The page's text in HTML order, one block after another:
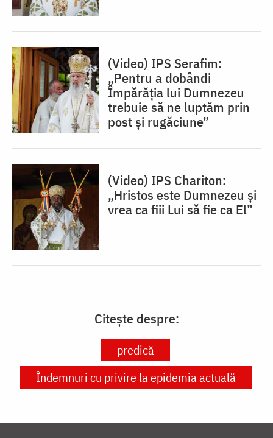
(Video) IPS Serafim:
„Pentru a dobândi
Împărăția lui Dumnezeu
trebuie să ne luptăm prin
post și rugăciune”
(Video) IPS Chariton:
„Hristos este Dumnezeu și
vrea ca fiii Lui să fie ca El”
Citește despre:
predică
Îndemnuri cu privire la epidemia actuală